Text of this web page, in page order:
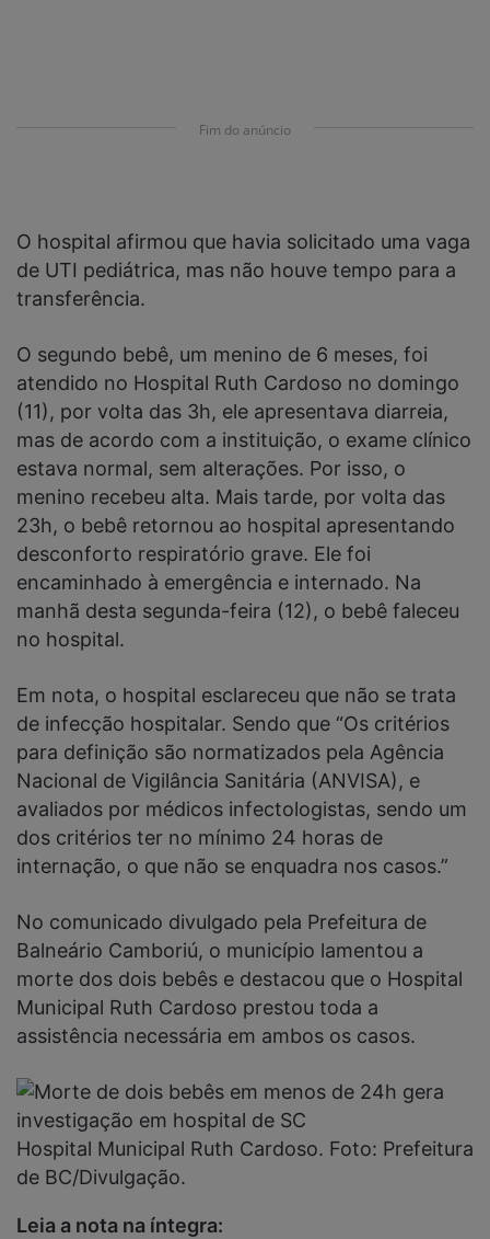
Fim do anúncio
O hospital afirmou que havia solicitado uma vaga
de UTI pediátrica, mas não houve tempo para a
transferência.
O segundo bebê, um menino de 6 meses, foi
atendido no Hospital Ruth Cardoso no domingo
(11), por volta das 3h, ele apresentava diarreia,
mas de acordo com a instituição, o exame clínico
estava normal, sem alterações. Por isso, o
menino recebeu alta. Mais tarde, por volta das
23h, o bebê retornou ao hospital apresentando
desconforto respiratório grave. Ele foi
encaminhado à emergência e internado. Na
manhã desta segunda-feira (12), o bebê faleceu
no hospital.
Em nota, o hospital esclareceu que não se trata
de infecção hospitalar. Sendo que “Os critérios
para definição são normatizados pela Agência
Nacional de Vigilância Sanitária (ANVISA), e
avaliados por médicos infectologistas, sendo um
dos critérios ter no mínimo 24 horas de
internação, o que não se enquadra nos casos.”
No comunicado divulgado pela Prefeitura de
Balneário Camboriú, o município lamentou a
morte dos dois bebês e destacou que o Hospital
Municipal Ruth Cardoso prestou toda a
assistência necessária em ambos os casos.
Hospital Municipal Ruth Cardoso. Foto: Prefeitura
de BC/Divulgação.
Leia a nota na íntegra: